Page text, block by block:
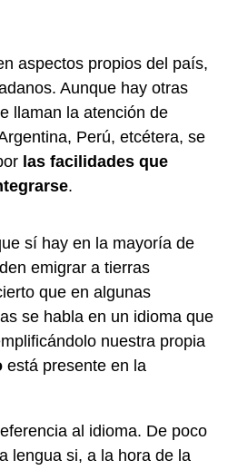
aspectos propios del país,
Aunque hay otras
llaman la atención de
Perú, etcétera, se
las facilidades que
.
sí hay en la mayoría de
emigrar a tierras
que en algunas
se habla en un idioma que
nuestra propia
está presente en la
al idioma. De poco
lengua si, a la hora de la